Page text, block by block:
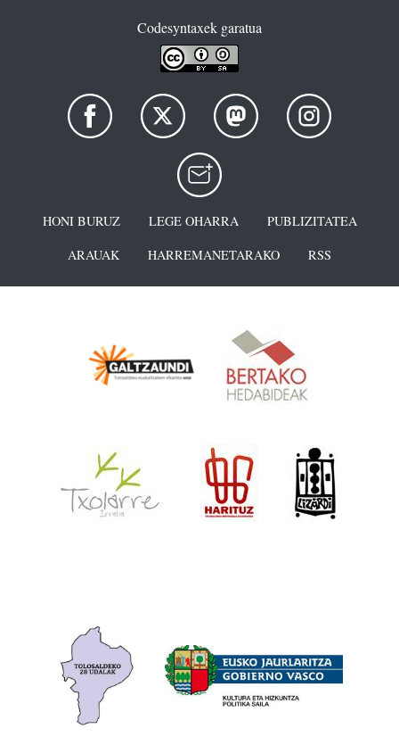
Codesyntaxek garatua
HONI BURUZ LEGE OHARRA
PUBLIZITATEA
ARAUAK
HARREMANETARAKO RSS